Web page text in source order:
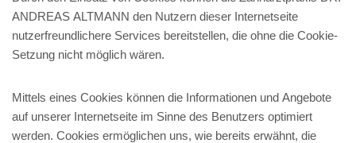
ANDREAS ALTMANN den Nutzern dieser Internetseite
nutzerfreundlichere Services bereitstellen, die ohne die Cookie-
Setzung nicht möglich wären.
Mittels eines Cookies können die Informationen und Angebote
auf unserer Internetseite im Sinne des Benutzers optimiert
werden. Cookies ermöglichen uns, wie bereits erwähnt, die